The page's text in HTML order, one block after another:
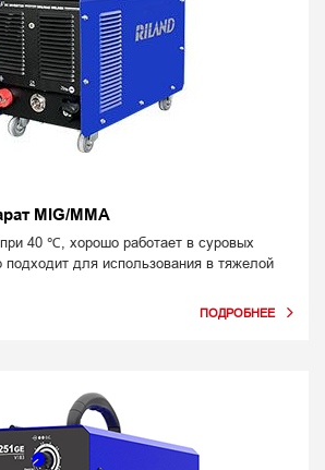
MIG/MMA
40 ℃, хорошо работает в суровых
подходит для использования в тяжелой